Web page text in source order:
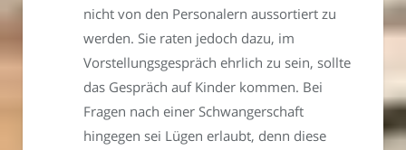
nicht von den Personalern aussortiert zu
werden. Sie raten jedoch dazu, im
Vorstellungsgespräch ehrlich zu sein, sollte
das Gespräch auf Kinder kommen. Bei
Fragen nach einer Schwangerschaft
hingegen sei Lügen erlaubt, denn diese